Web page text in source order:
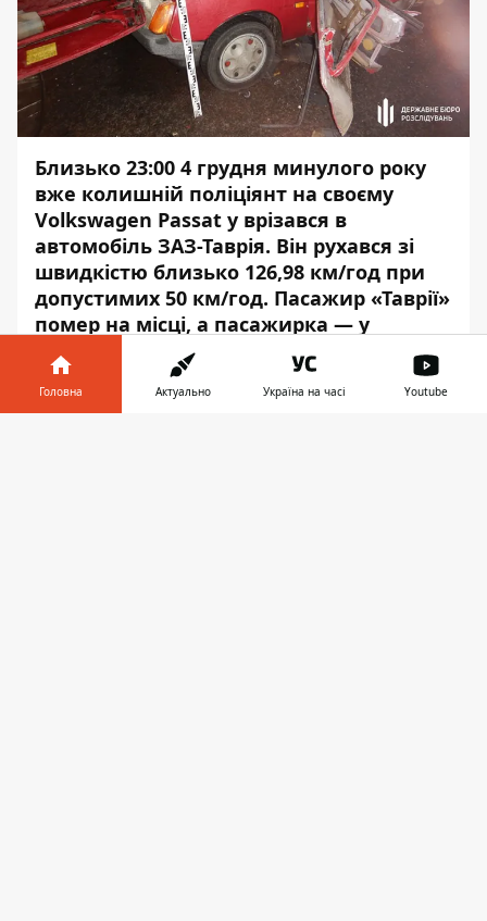
Близько 23:00 4 грудня минулого року
вже колишній поліціянт на своєму
Volkswagen Passat у врізався в
автомобіль ЗАЗ-Таврія. Він рухався зі
швидкістю близько 126,98 км/год при
допустимих 50 км/год. Пасажир «Таврії»
помер на місці, а пасажирка — у
лікарні. Водій автівки отримав травми,
але залишився живий.
10 років тюрми та 10 років заборони
Головна Актуально Україна на часі Youtube